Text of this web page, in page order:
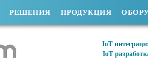
РЕШЕНИЯ ПРОДУКЦИЯ
IoT
IoT